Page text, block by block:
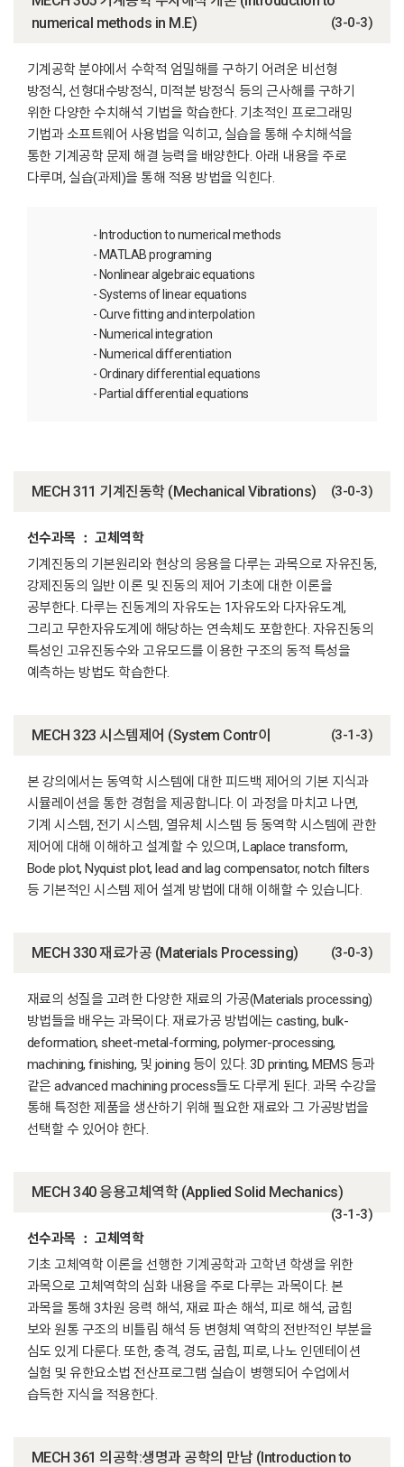
numerical methods in M.E)
(3-0-3)
기계공학 분야에서 수학적 엄밀해를 구하기 어려운 비선형
방정식, 선형대수방정식, 미적분 방정식 등의 근사해를 구하기
위한 다양한 수치해석 기법을 학습한다. 기초적인 프로그래밍
기법과 소프트웨어 사용법을 익히고, 실습을 통해 수치해석을
통한 기계공학 문제 해결 능력을 배양한다. 아래 내용을 주로
다루며, 실습(과제)을 통해 적용 방법을 익힌다.
- Introduction to numerical methods
- MATLAB programing
- Nonlinear algebraic equations
- Systems of linear equations
- Curve fitting and interpolation
- Numerical integration
- Numerical differentiation
- Ordinary differential equations
- Partial differential equations
MECH 311 기계진동학 (Mechanical Vibrations) (3-0-3)
선수과목 ： 고체역학
기계진동의 기본원리와 현상의 응용을 다루는 과목으로 자유진동,
강제진동의 일반 이론 및 진동의 제어 기초에 대한 이론을
공부한다. 다루는 진동계의 자유도는 1자유도와 다자유도계,
그리고 무한자유도계에 해당하는 연속체도 포함한다. 자유진동의
특성인 고유진동수와 고유모드를 이용한 구조의 동적 특성을
예측하는 방법도 학습한다.
MECH 323 시스템제어 (System Contr이 (3-1-3)
본 강의에서는 동역학 시스템에 대한 피드백 제어의 기본 지식과
시뮬레이션을 통한 경험을 제공합니다. 이 과정을 마치고 나면,
기계 시스템, 전기 시스템, 열유체 시스템 등 동역학 시스템에 관한
제어에 대해 이해하고 설계할 수 있으며, Laplace transform,
Bode plot, Nyquist plot, lead and lag compensator, notch filters
등 기본적인 시스템 제어 설계 방법에 대해 이해할 수 있습니다.
MECH 330 재료가공 (Materials Processing) (3-0-3)
재료의 성질을 고려한 다양한 재료의 가공(Materials processing)
방법들을 배우는 과목이다. 재료가공 방법에는 casting, bulk-
deformation, sheet-metal-forming, polymer-processing,
machining, finishing, 및 joining 등이 있다. 3D printing, MEMS 등과
같은 advanced machining process들도 다루게 된다. 과목 수강을
통해 특정한 제품을 생산하기 위해 필요한 재료와 그 가공방법을
선택할 수 있어야 한다.
MECH 340 응용고체역학 (Applied Solid Mechanics)
(3-1-3)
선수과목 ： 고체역학
기초 고체역학 이론을 선행한 기계공학과 고학년 학생을 위한
과목으로 고체역학의 심화 내용을 주로 다루는 과목이다. 본
과목을 통해 3차원 응력 해석, 재료 파손 해석, 피로 해석, 굽힘
보와 원통 구조의 비틀림 해석 등 변형체 역학의 전반적인 부분을
심도 있게 다룬다. 또한, 충격, 경도, 굽힘, 피로, 나노 인덴테이션
실험 및 유한요소법 전산프로그램 실습이 병행되어 수업에서
습득한 지식을 적용한다.
MECH 361 의공학:생명과 공학의 만남 (Introduction to